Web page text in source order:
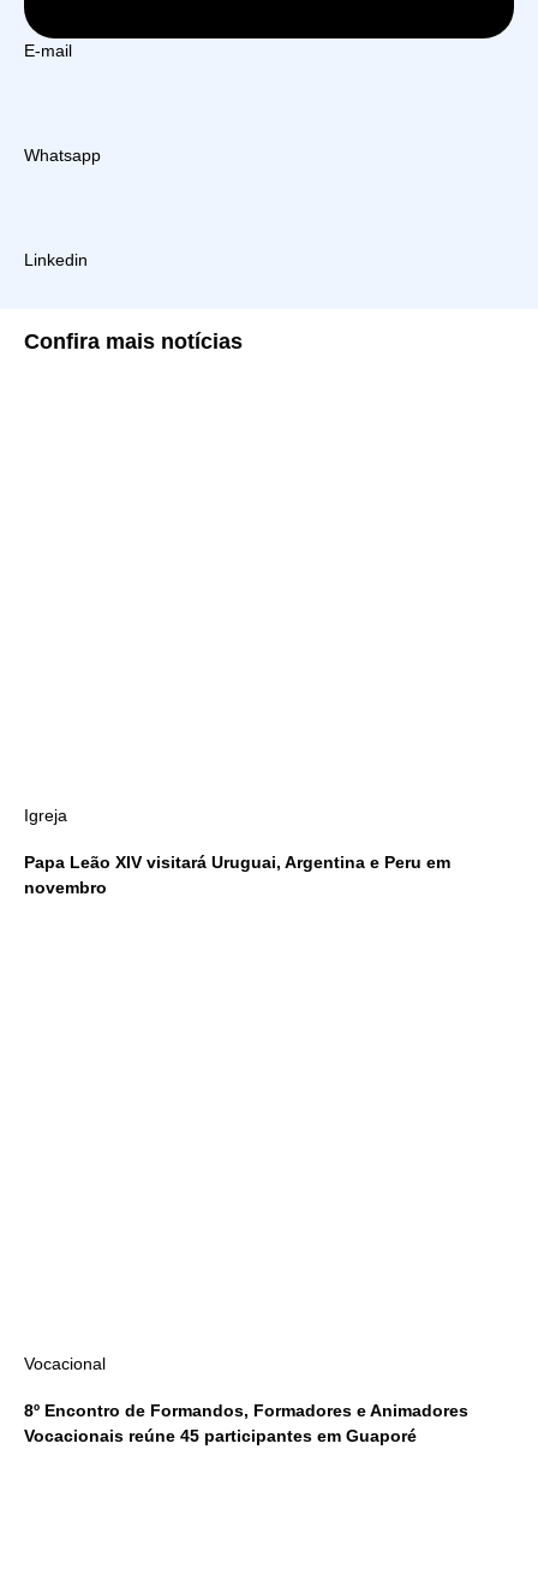
E-mail
Whatsapp
Linkedin
Confira mais notícias
Igreja
Papa Leão XIV visitará Uruguai, Argentina e Peru em
novembro
Vocacional
8º Encontro de Formandos, Formadores e Animadores
Vocacionais reúne 45 participantes em Guaporé